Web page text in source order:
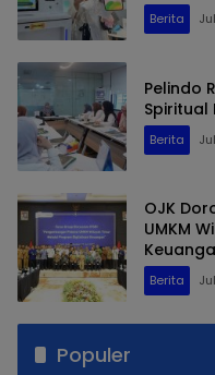
Berita
Pelindo
Spiritual
Berita
OJK
UMKM
Berita
Populer